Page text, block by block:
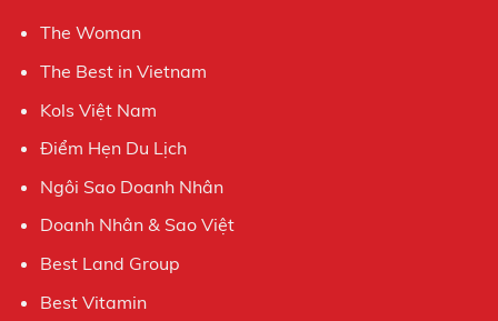
The Woman
The Best in Vietnam
Kols Việt Nam
Điểm Hẹn Du Lịch
Ngôi Sao Doanh Nhân
Doanh Nhân & Sao Việt
Best Land Group
Best Vitamin